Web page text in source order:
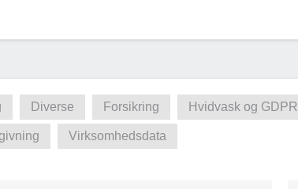
Diverse Forsikring Hvidvask og GDPR
Virksomhedsdata